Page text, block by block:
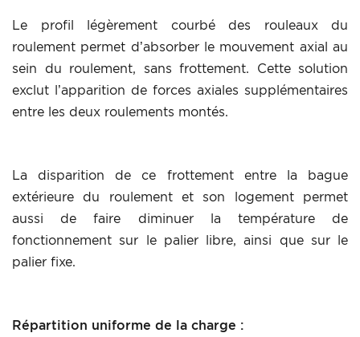
Le profil légèrement courbé des rouleaux du
roulement permet d’absorber le mouvement axial au
sein du roulement, sans frottement. Cette solution
exclut l’apparition de forces axiales supplémentaires
entre les deux roulements montés.
La disparition de ce frottement entre la bague
extérieure du roulement et son logement permet
aussi de faire diminuer la température de
fonctionnement sur le palier libre, ainsi que sur le
palier fixe.
Répartition uniforme de la charge :